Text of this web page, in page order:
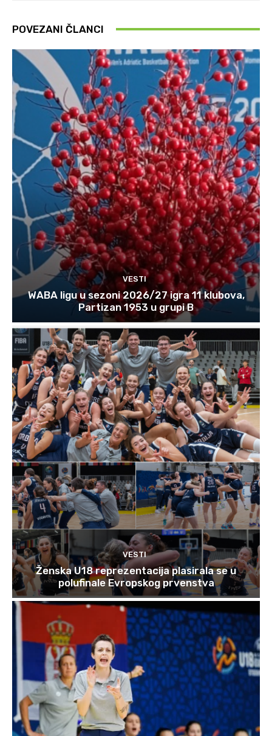
POVEZANI ČLANCI
VESTI
WABA ligu u sezoni 2026/27 igra 11 klubova,
Partizan 1953 u grupi B
VESTI
Ženska U18 reprezentacija plasirala se u
polufinale Evropskog prvenstva